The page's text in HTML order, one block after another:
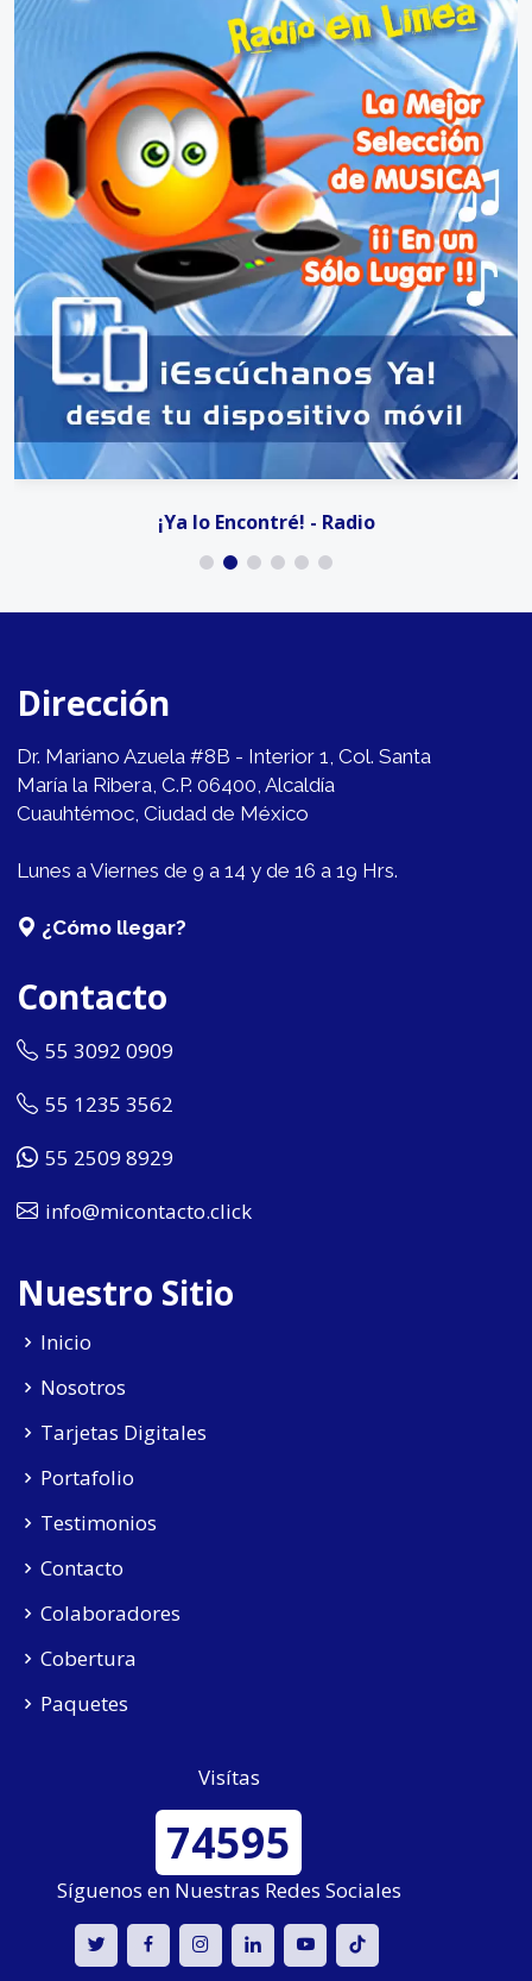
¡Ya lo Encontré! - Radio
Dirección
Dr. Mariano Azuela #8B - Interior 1, Col. Santa
María la Ribera, C.P. 06400, Alcaldía
Cuauhtémoc, Ciudad de México
Lunes a Viernes de 9 a 14 y de 16 a 19 Hrs.
¿Cómo llegar?
Contacto
55 3092 0909
55 1235 3562
55 2509 8929
info@micontacto.click
Nuestro Sitio
Inicio
Nosotros
Tarjetas Digitales
Portafolio
Testimonios
Contacto
Colaboradores
Cobertura
Paquetes
Visítas
74595
Síguenos en Nuestras Redes Sociales